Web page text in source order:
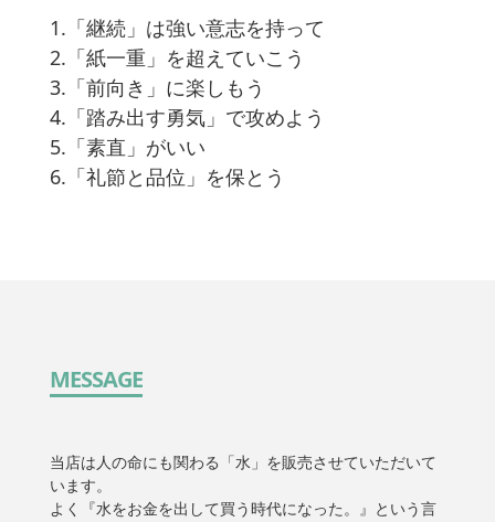
1.「継続」は強い意志を持って
2.「紙一重」を超えていこう
3.「前向き」に楽しもう
4.「踏み出す勇気」で攻めよう
5.「素直」がいい
6.「礼節と品位」を保とう
MESSAGE
当店は人の命にも関わる「水」を販売させていただいて
います。
よく『水をお金を出して買う時代になった。』という言